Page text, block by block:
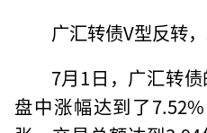
广汇转债V型反转
7月1日，广汇转债
盘中涨幅达到了